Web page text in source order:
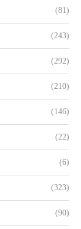
(81)
(243)
(292)
(210)
(146)
(22)
(6)
(323)
(90)